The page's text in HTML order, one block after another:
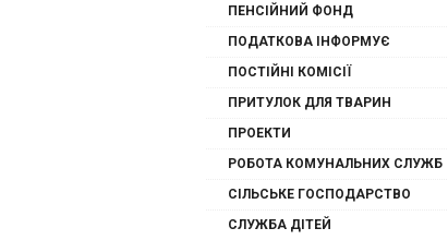
ПЕНСІЙНИЙ ФОНД
ПОДАТКОВА ІНФОРМУЄ
ПОСТІЙНІ КОМІСІЇ
ПРИТУЛОК ДЛЯ ТВАРИН
ПРОЕКТИ
РОБОТА КОМУНАЛЬНИХ СЛУЖБ
СІЛЬСЬКЕ ГОСПОДАРСТВО
СЛУЖБА ДІТЕЙ